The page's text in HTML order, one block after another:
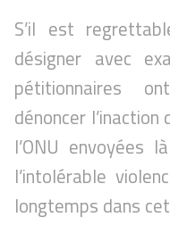
S’il est
désigner avec
pétitionnaires
dénoncer
l’ONU
l’intolérable
longtemps dans